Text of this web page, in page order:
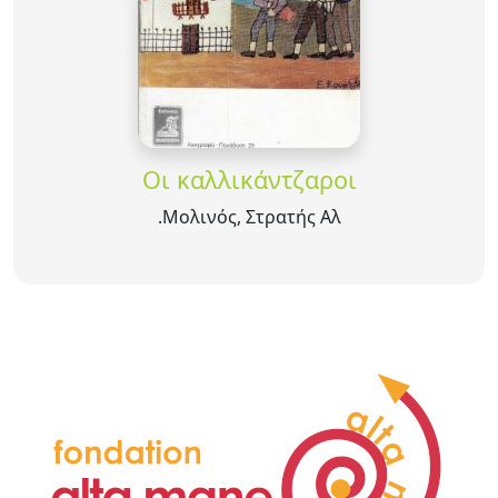
Οι καλλικάντζαροι
Μολινός, Στρατής Αλ.